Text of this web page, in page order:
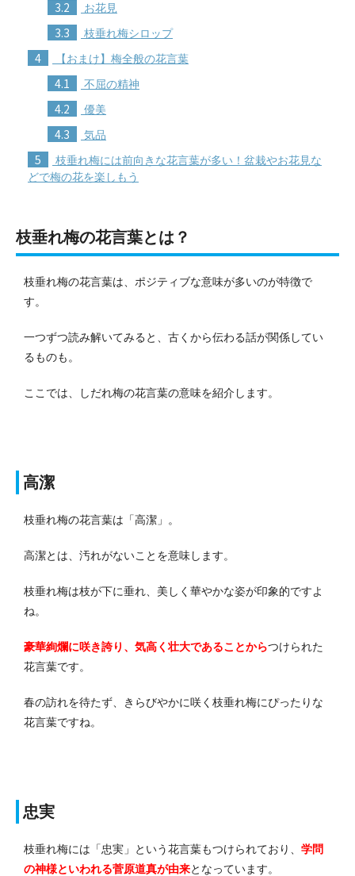
3.2 お花見
3.3 枝垂れ梅シロップ
4 【おまけ】梅全般の花言葉
4.1 不屈の精神
4.2 優美
4.3 気品
5
枝垂れ梅には前向きな花言葉が多い！盆栽やお花見な
どで梅の花を楽しもう
枝垂れ梅の花言葉とは？
枝垂れ梅の花言葉は、ポジティブな意味が多いのが特徴で
す。
一つずつ読み解いてみると、古くから伝わる話が関係してい
るものも。
ここでは、しだれ梅の花言葉の意味を紹介します。
高潔
枝垂れ梅の花言葉は「高潔」。
高潔とは、汚れがないことを意味します。
枝垂れ梅は枝が下に垂れ、美しく華やかな姿が印象的ですよ
ね。
豪華絢爛に咲き誇り、気高く壮大であることからつけられた
花言葉です。
春の訪れを待たず、きらびやかに咲く枝垂れ梅にぴったりな
花言葉ですね。
忠実
枝垂れ梅には「忠実」という花言葉もつけられており、 学問
の神様といわれる菅原道真が由来となっています。